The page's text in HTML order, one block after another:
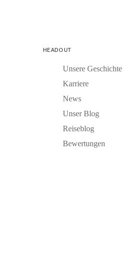
HEADOUT
Unsere Geschichte
Karriere
News
Unser Blog
Reiseblog
Bewertungen